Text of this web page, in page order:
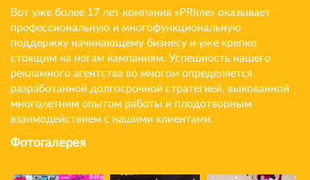
Вот уже более 17 лет компания «PRime» оказывает
профессиональную и многофункциональную
поддержку начинающему бизнесу и уже крепко
стоящим на ногам кампаниям. Успешность нашего
рекламного агентства во многом определяется
разработанной долгосрочной стратегией, выкованной
многолетним опытом работы и плодотворным
взаимодействием с нашими клиентами.
Фотогалерея